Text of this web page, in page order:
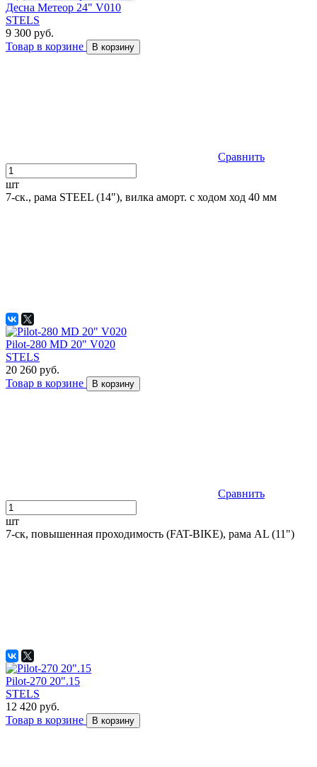
Десна Метеор 24" V010
STELS
9 300 руб.
Товар в корзине
В корзину
Сравнить
шт
7-ск., рама STEEL (14"), вилка аморт. с ходом ход 40 мм
Pilot-280 MD 20" V020
STELS
20 260 руб.
Товар в корзине
В корзину
Сравнить
шт
7-ск, повышенная проходимость (FAT-BIKE), рама AL (11")
Pilot-270 20".15
STELS
12 420 руб.
Товар в корзине
В корзину